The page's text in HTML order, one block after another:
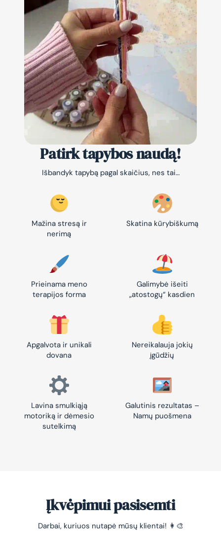
Patirk tapybos naudą!
Išbandyk tapybą pagal skaičius, nes tai…
Mažina stresą ir
nerimą
Skatina kūrybiškumą
Prieinama meno
terapijos forma
Galimybė išeiti
„atostogų“ kasdien
Apgalvota ir unikali
dovana
Nereikalauja jokių
įgūdžių
Lavina smulkiąją
motoriką ir dėmesio
sutelkimą
Galutinis rezultatas –
Namų puošmena
Įkvėpimui pasisemti
Darbai, kuriuos nutapė mūsų klientai! 👩‍🎨